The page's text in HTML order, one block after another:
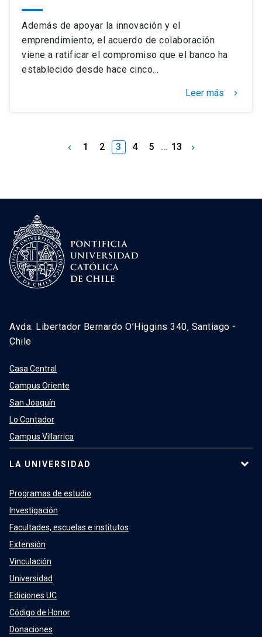
Además de apoyar la innovación y el
emprendimiento, el acuerdo de colaboración
viene a ratificar el compromiso que el banco ha
establecido desde hace cinco…
Leer más keyboard_arrow_right
keyboard_arrow_left 1 2 3 4 5 … 13 keyboard_arrow_right
Avda. Libertador Bernardo O’Higgins 340, Santiago -
Chile
Casa Central
Campus Oriente
San Joaquín
Lo Contador
Campus Villarrica
LA UNIVERSIDAD
Programas de estudio
Investigación
Facultades, escuelas e institutos
Extensión
Vinculación
Universidad
Ediciones UC
Código de Honor
Donaciones